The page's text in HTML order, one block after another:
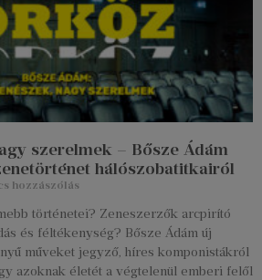
szerelmek – Bősze Ádám
hálószobatitkairól
hozzászólás
történetei? Zeneszerzők arcpirító
és féltékenység? Bősze Ádám új
műveket jegyző, híres komponistákról
azoknak életét a végtelenül emberi felől